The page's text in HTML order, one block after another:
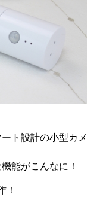
ト設計の小型カメ
能がこんなに！
！